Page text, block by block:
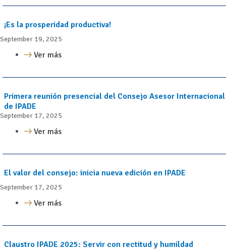
¡Es la prosperidad productiva!
September 19, 2025
Ver más
Primera reunión presencial del Consejo Asesor Internacional
de IPADE
September 17, 2025
Ver más
El valor del consejo: inicia nueva edición en IPADE
September 17, 2025
Ver más
Claustro IPADE 2025: Servir con rectitud y humildad